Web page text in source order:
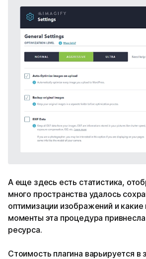
А еще здесь есть статистика,
много пространства удалось
оптимизации изображений и
моменты эта процедура
ресурса.
Стоимость плагина варьируется в